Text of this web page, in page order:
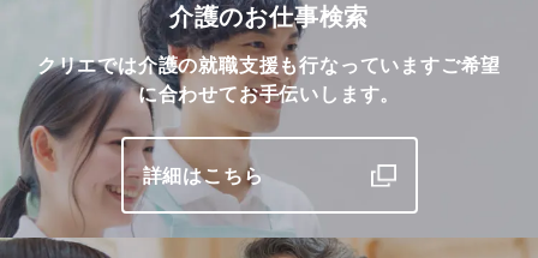
介護のお仕事検索
クリエでは介護の就職支援も行なっていますご希望
に合わせてお手伝いします。
詳細はこちら